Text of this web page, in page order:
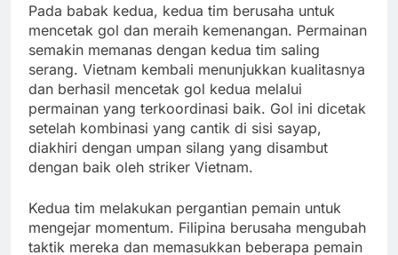
Pada babak kedua, kedua tim berusaha untuk
mencetak gol dan meraih kemenangan. Permainan
semakin memanas dengan kedua tim saling
serang. Vietnam kembali menunjukkan kualitasnya
dan berhasil mencetak gol kedua melalui
permainan yang terkoordinasi baik. Gol ini dicetak
setelah kombinasi yang cantik di sisi sayap,
diakhiri dengan umpan silang yang disambut
dengan baik oleh striker Vietnam.
Kedua tim melakukan pergantian pemain untuk
mengejar momentum. Filipina berusaha mengubah
taktik mereka dan memasukkan beberapa pemain